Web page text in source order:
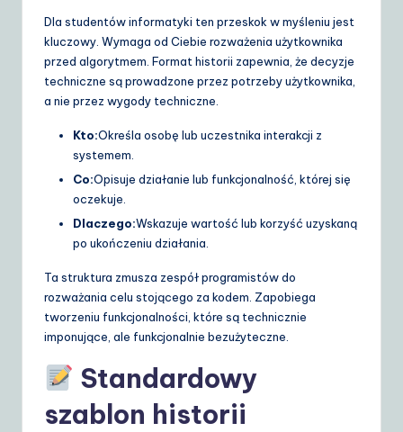
oDla studentów informatyki ten przeskok w myśleniu jest
kluczowy. Wymaga od Ciebie rozważenia użytkownika
przed algorytmem. Format historii zapewnia, że decyzje
techniczne są prowadzone przez potrzeby użytkownika,
a nie przez wygody techniczne.
Kto:Określa osobę lub uczestnika interakcji z
systemem.
Co:Opisuje działanie lub funkcjonalność, której się
oczekuje.
Dlaczego:Wskazuje wartość lub korzyść uzyskaną
po ukończeniu działania.
Ta struktura zmusza zespół programistów do
rozważania celu stojącego za kodem. Zapobiega
tworzeniu funkcjonalności, które są technicznie
imponujące, ale funkcjonalnie bezużyteczne.
Standardowy
szablon historii